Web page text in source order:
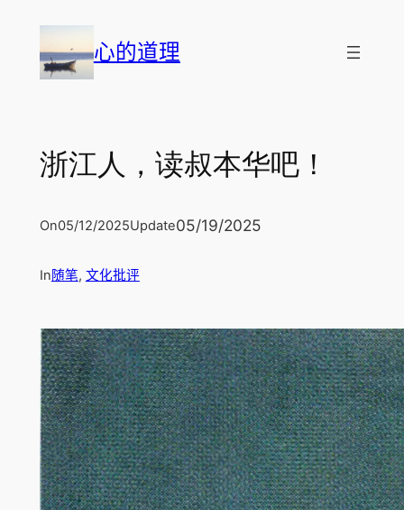
心的道理
浙江人，读叔本华吧！
On05/12/2025Update05/19/2025
In随笔, 文化批评